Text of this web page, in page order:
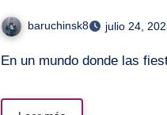
baruchinsk8 julio 24,
En un mundo donde las